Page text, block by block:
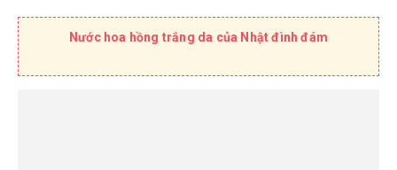
Nước hoa hồng trắng da của Nhật đình đám